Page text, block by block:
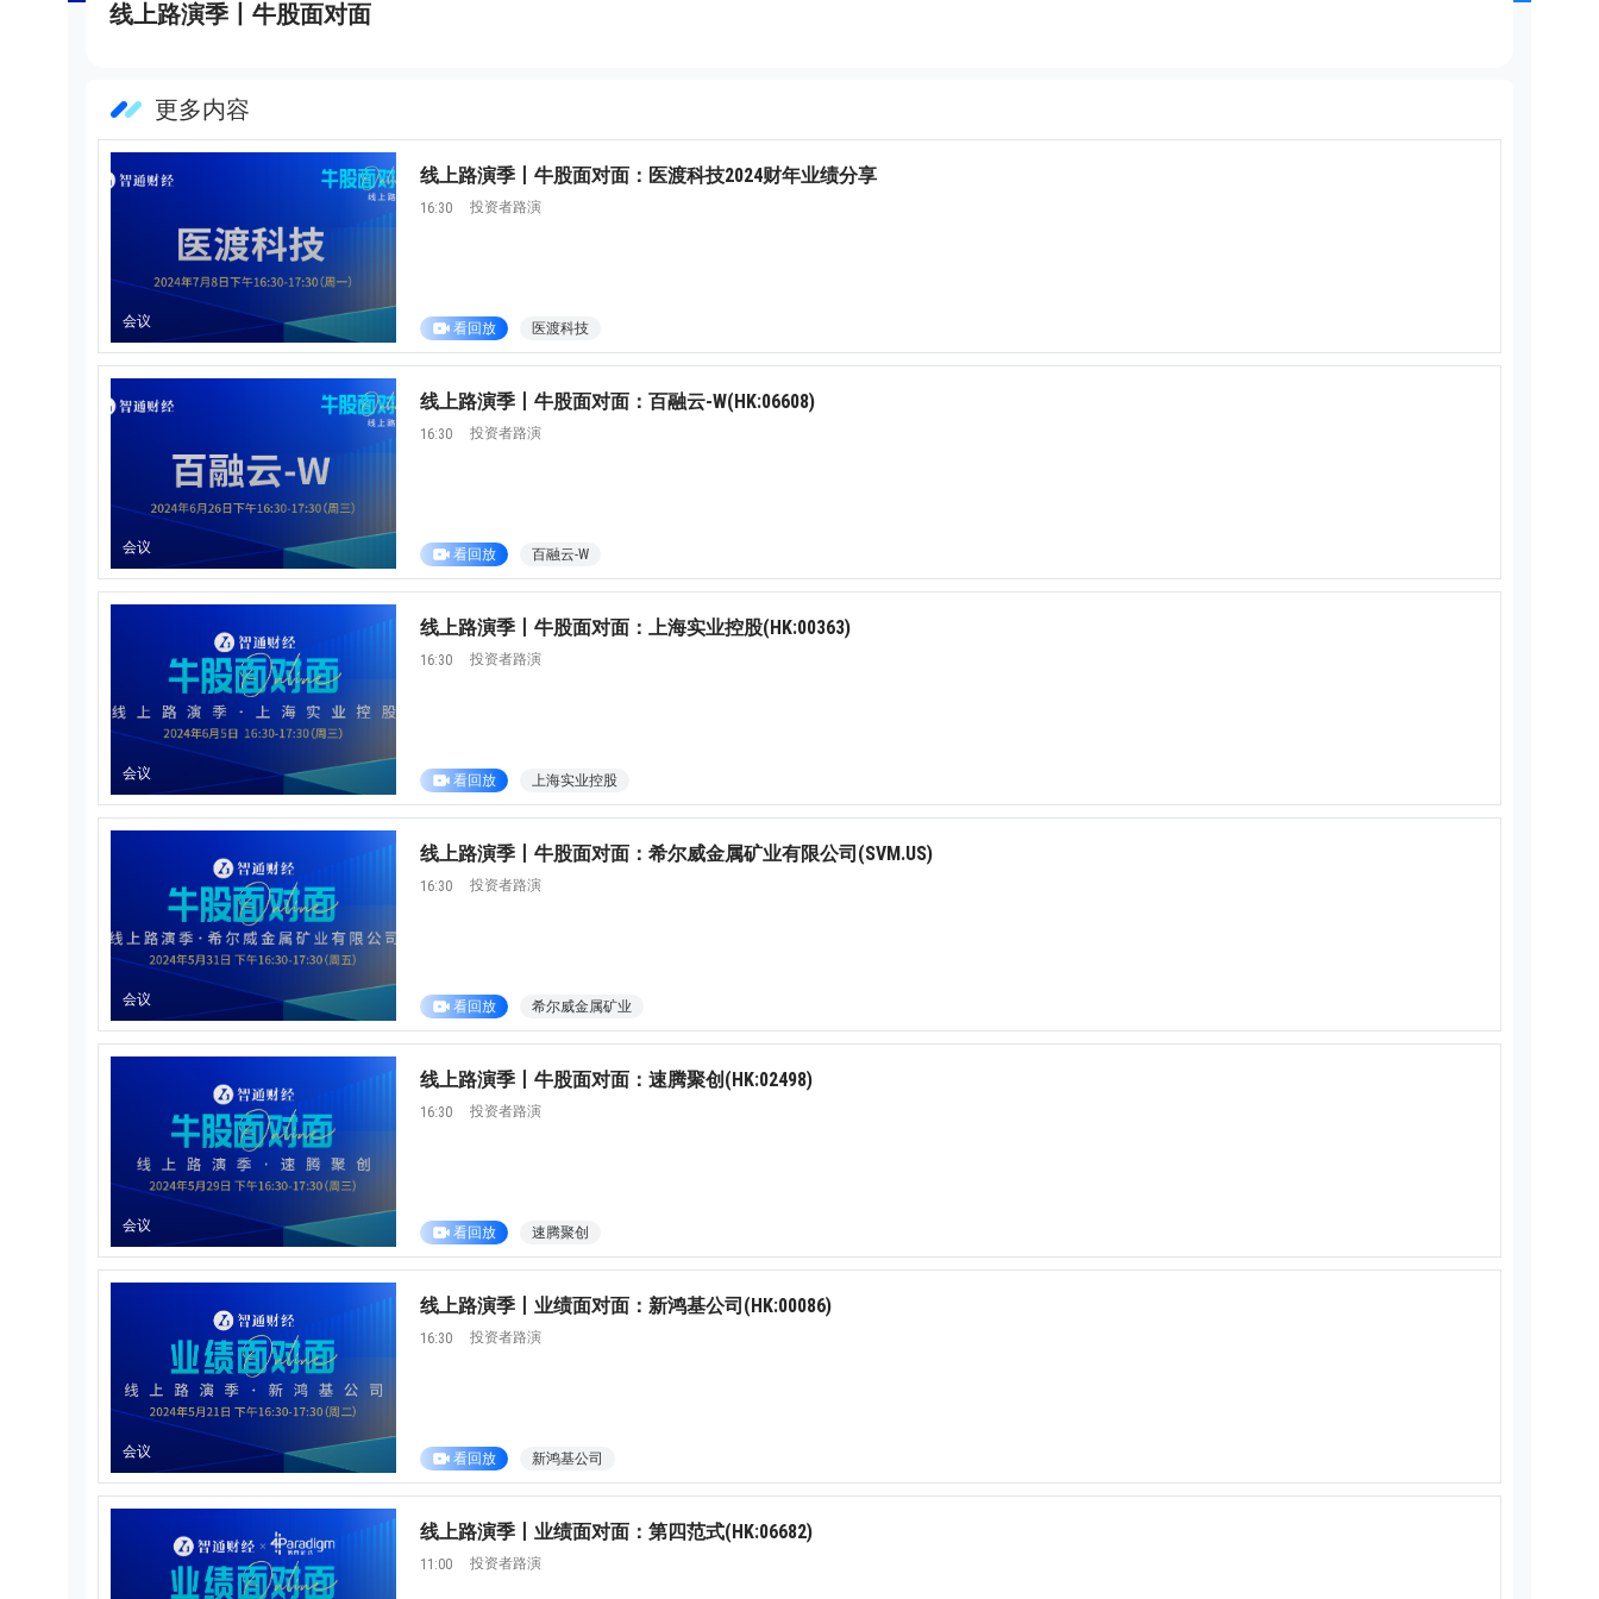
线上路演季丨牛股面对面
更多内容
会议
线上路演季丨牛股面对面：医渡科技2024财年业绩分享
16:30 投资者路演
看回放 医渡科技
会议
线上路演季丨牛股面对面：百融云-W(HK:06608)
16:30 投资者路演
看回放 百融云-W
会议
线上路演季丨牛股面对面：上海实业控股(HK:00363)
16:30 投资者路演
看回放 上海实业控股
会议
线上路演季丨牛股面对面：希尔威金属矿业有限公司(SVM.US)
16:30 投资者路演
看回放 希尔威金属矿业
会议
线上路演季丨牛股面对面：速腾聚创(HK:02498)
16:30 投资者路演
看回放 速腾聚创
会议
线上路演季丨业绩面对面：新鸿基公司(HK:00086)
16:30 投资者路演
看回放 新鸿基公司
线上路演季丨业绩面对面：第四范式(HK:06682)
11:00 投资者路演
0/500 字
图片上传
姓名 联系电话
联系邮箱
提交反馈